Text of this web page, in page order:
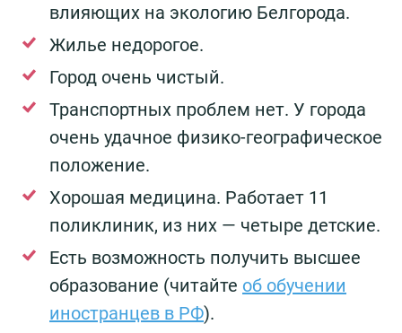
влияющих на экологию Белгорода.
Жилье недорогое.
Город очень чистый.
Транспортных проблем нет. У города
очень удачное физико-географическое
положение.
Хорошая медицина. Работает 11
поликлиник, из них — четыре детские.
Есть возможность получить высшее
образование (читайте об обучении
иностранцев в РФ).